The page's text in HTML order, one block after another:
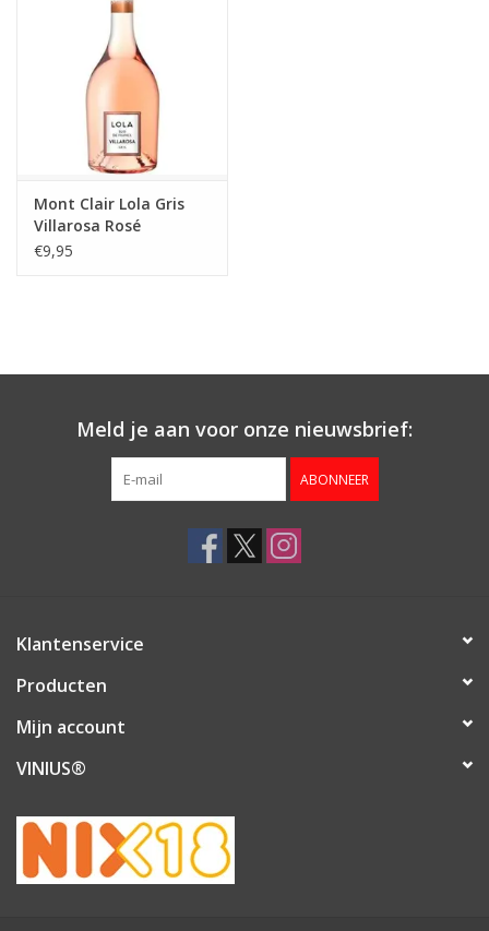
Mont Clair Lola Gris
Villarosa Rosé
€9,95
Meld je aan voor onze nieuwsbrief:
ABONNEER
Klantenservice
Producten
Mijn account
VINIUS®